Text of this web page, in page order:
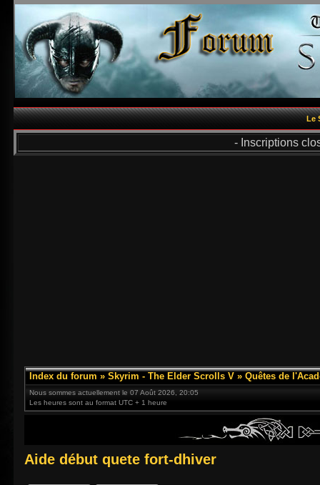
Le
- Inscriptions
Index du forum » Skyrim - The Elder Scrolls V » Quêtes de
Nous sommes actuellement le 07 Août 2026, 20:05
Les heures sont au format UTC + 1 heure
Aide début quete fort-dhiver